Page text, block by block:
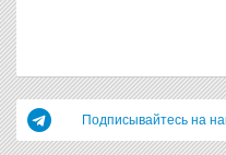
Подписывайтесь на